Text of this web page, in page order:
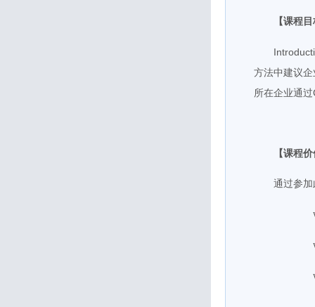
【课程
方法中建议
所在企业通过
【课程
通过参